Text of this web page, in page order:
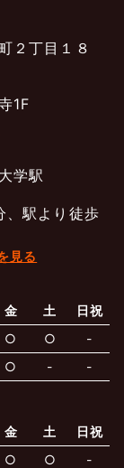
診療
２丁目１８
1F
学駅
、駅より徒歩
見る
金 土
日祝
○ ○
-
○ - -
金 土
日祝
○ ○ -